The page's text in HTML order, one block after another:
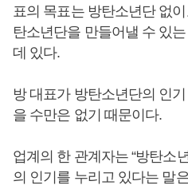
표의 목표는 방탄소년단 없
탄소년단을 만들어낼 수 있
데 있다.
방 대표가 방탄소년단의 인
을 수만은 없기 때문이다.
업계의 한 관계자는 “방탄소
의 인기를 누리고 있다는 말